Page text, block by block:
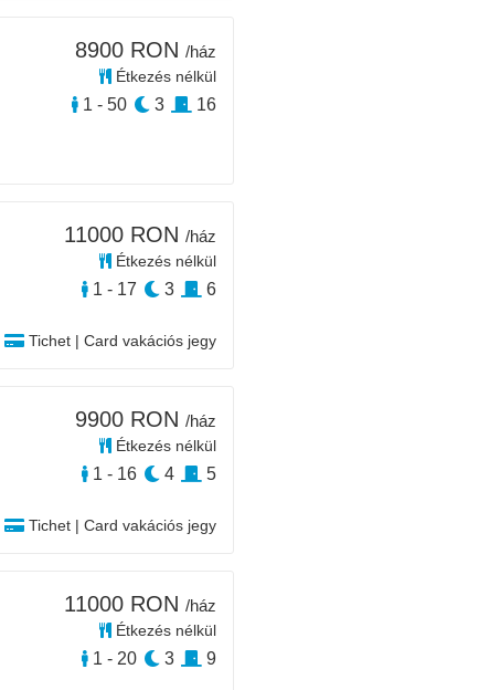
8900 RON /ház
Étkezés nélkül
1 - 50 3 16
Tichet | Card vakációs jegy
11000 RON /ház
Étkezés nélkül
1 - 17 3 6
Tichet | Card vakációs jegy
9900 RON /ház
Étkezés nélkül
1 - 16 4 5
11000 RON /ház
Étkezés nélkül
1 - 20 3 9